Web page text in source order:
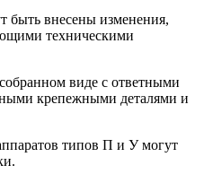
быть внесены изменения,
техническими
виде с ответными
крепежными деталями и
типов П и У могут